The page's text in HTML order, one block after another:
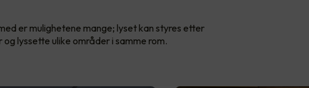
er mulighetene mange; lyset kan styres etter
lyssette ulike områder i samme rom.